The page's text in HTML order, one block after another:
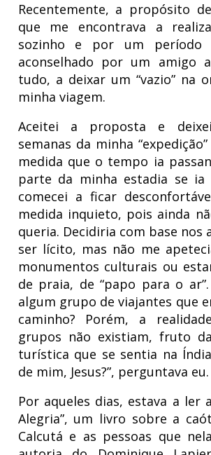
Recentemente, a propósito
que me encontrava a
sozinho e por um período
aconselhado por um amigo
tudo, a deixar um “vazio” na
minha viagem.
Aceitei a proposta e
semanas da minha
medida que o tempo ia
parte da minha estadia se ia
comecei a ficar
medida inquieto, pois ainda
queria. Decidiria com base nos
ser lícito, mas não me
monumentos culturais ou
de praia, de “papo para o
algum grupo de viajantes que
caminho? Porém, a
grupos não existiam, fruto da
turística que se sentia na
de mim, Jesus?”, perguntava eu.
Por aqueles dias, estava a ler
Alegria”, um livro sobre a
Calcutá e as pessoas que